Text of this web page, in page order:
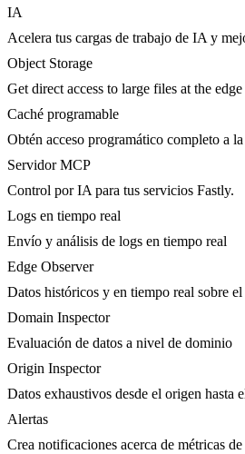
IA
Acelera tus cargas de trabajo de IA y
Object Storage
Get direct access to large files at the
Caché programable
Obtén acceso programático completo a
Servidor MCP
Control por IA para tus servicios Fastly.
Logs en tiempo real
Envío y análisis de logs en tiempo real
Edge Observer
Datos históricos y en tiempo real sobre
Domain Inspector
Evaluación de datos a nivel de dominio
Origin Inspector
Datos exhaustivos desde el origen hasta
Alertas
Crea notificaciones acerca de métricas